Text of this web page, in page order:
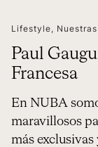
Lifestyle,
Paul
Francesa
En NUBA
maravillosos
más